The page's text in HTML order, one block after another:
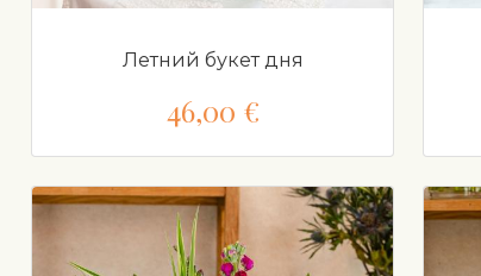
Летний букет дня
46,00 €